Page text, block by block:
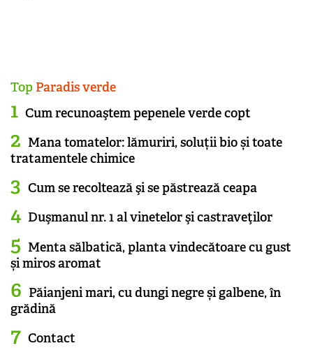
Top Paradis verde
Cum recunoaştem pepenele verde copt
Mana tomatelor: lămuriri, soluții bio și toate
tratamentele chimice
Cum se recoltează şi se păstrează ceapa
Duşmanul nr. 1 al vinetelor şi castraveţilor
Menta sălbatică, planta vindecătoare cu gust
și miros aromat
Păianjeni mari, cu dungi negre și galbene, în
grădină
Contact